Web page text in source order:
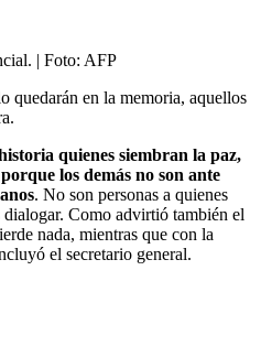
| Foto: AFP
quedarán en la memoria, aquellos
quienes siembran la paz,
los demás no son ante
. No son personas a quienes
Como advirtió también el
nada, mientras que con la
el secretario general.